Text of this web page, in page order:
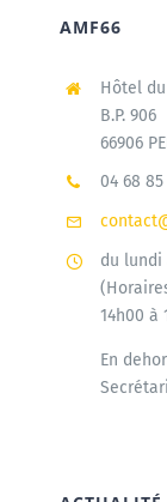
AMF66
Hôtel
B.P. 906
66906
04 68 85
du lundi
14h00 à
En